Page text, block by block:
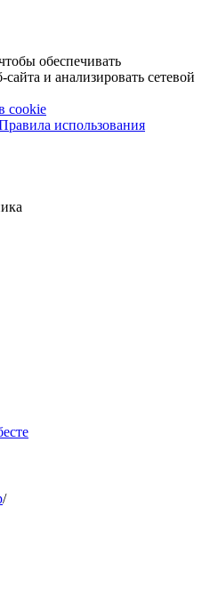
обеспечивать
и анализировать сетевой
cookie
использования
/